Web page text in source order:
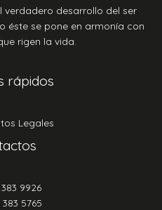
verdadero desarrollo del ser
éste se pone en armonía con
rigen la vida.
rápidos
Legales
383 9926
383 5765